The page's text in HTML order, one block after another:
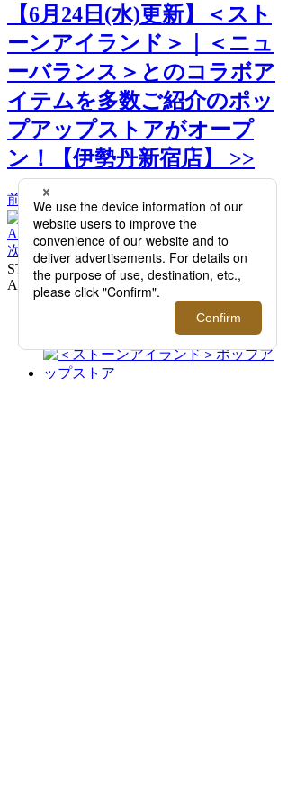
【6月24日(水)更新】＜スト
ーンアイランド＞｜＜ニュ
ーバランス＞とのコラボア
イテムを多数ご紹介のポッ
プアップストアがオープ
ン！【伊勢丹新宿店】 >>
前へ
次へ
STONE ISLAND | NEW BALANCE
ABZORB 1890 Trainer